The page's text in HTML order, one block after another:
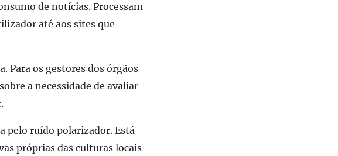
de notícias. Processam
até aos sites que
Para os gestores dos órgãos
a necessidade de avaliar
pelo ruído polarizador. Está
próprias das culturas locais